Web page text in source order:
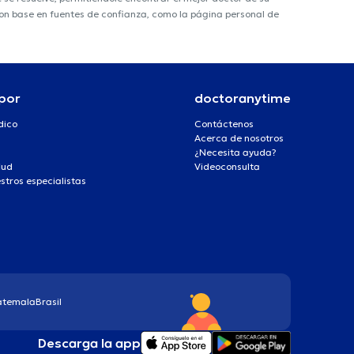
base en fuentes de confianza, como la página personal de
especialistas
doctoranytime
Contáctenos
Acerca de nosotros
¿Necesita ayuda?
Videoconsulta
Brasil
Descarga la app